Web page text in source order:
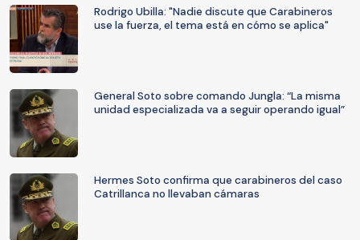
Rodrigo Ubilla: "Nadie discute que Carabineros
use la fuerza, el tema está en cómo se aplica"
General Soto sobre comando Jungla: “La misma
unidad especializada va a seguir operando igual”
Hermes Soto confirma que carabineros del caso
Catrillanca no llevaban cámaras